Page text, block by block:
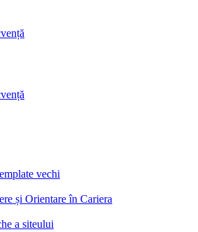
vechi
și Orientare în Cariera
a siteului